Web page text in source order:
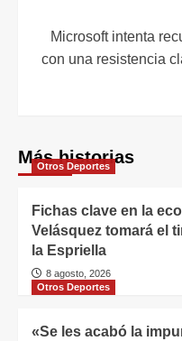
Microsoft intenta
con una resistencia
Más historias
Otros Deportes
Fichas clave en la
Velásquez tomará el
la Espriella
8 agosto, 2026
Otros Deportes
«Se les acabó la